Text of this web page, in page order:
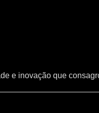
e inovação que